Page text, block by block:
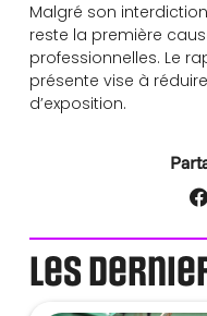
Malgré son
reste la première
professionnelles. Le
présente vise à
d’exposition.
Les